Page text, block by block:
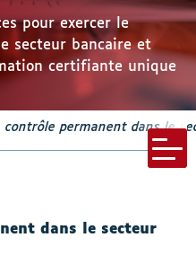
pour exercer le
secteur bancaire et
certifiante unique
contrôle permanent dans le
Menu
dans le secteur